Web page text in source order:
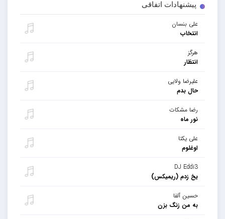
پیشنهادات اتفاقی
علی بنسان
انتخاب
هرگز
انتظار
علیرضا ولایی
حال بدم
رضا مشکات
نور ماه
علی یکتا
اوغلوم
DJ Eddi3
یخ زدم (ریمیکس)
حسین آلفا
به من زنگ بزن